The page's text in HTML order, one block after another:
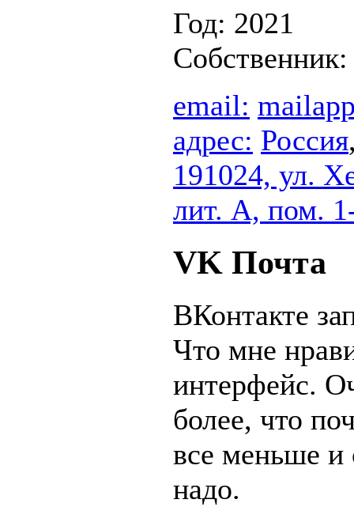
Год: 2021
email:
адрес: Россия
191024, ул.
лит. А, пом.
VK Почта
ВКонтакте
Что мне
интерфейс.
более, что
все меньше и
надо.